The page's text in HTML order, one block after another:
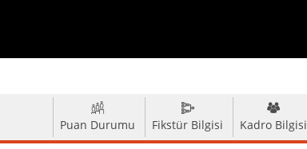
Puan Durumu Fikstür Bilgisi Kadro Bilgisi